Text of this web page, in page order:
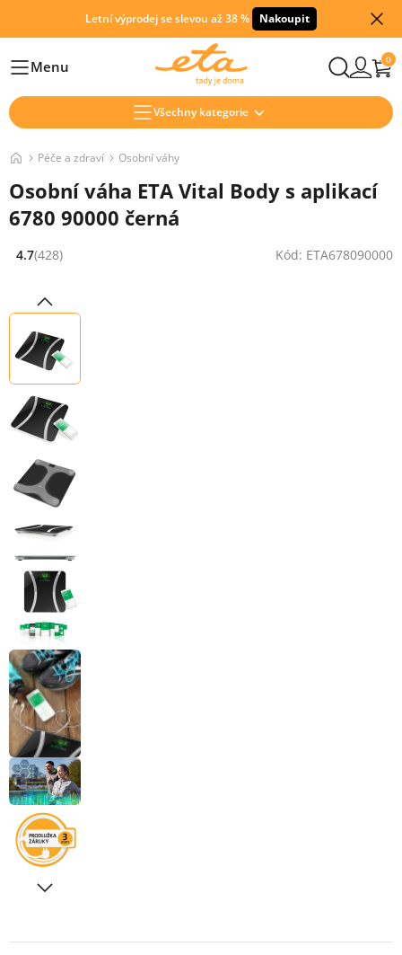
Letní výprodej se slevou až 38 % Nakoupit
HlavníMenu 0
Všechny kategorie
Péče a zdraví Osobní váhy
Osobní váha ETA Vital Body s aplikací
6780 90000 černá
Hodnocení: 4.7 z 5 (428 recenzí)
4.7(428) Kód: ETA678090000